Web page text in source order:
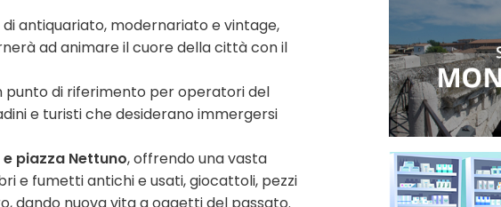
antiquariato, modernariato e vintage,
ad animare il cuore della città con il
punto di riferimento per operatori del
e turisti che desiderano immergersi
piazza Nettuno, offrendo una vasta
e fumetti antichi e usati, giocattoli, pezzi